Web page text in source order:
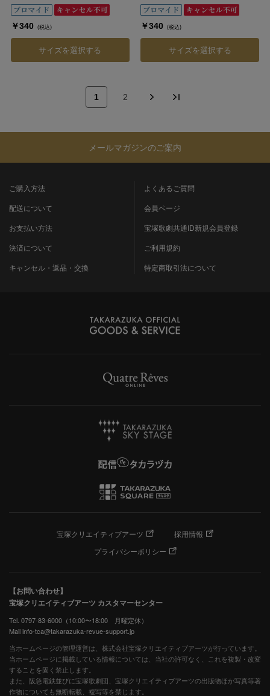
￥340 (税込)
サイズを選択する
￥340 (税込)
サイズを選択する
1 2
メールマガジンのご案内
ご購入方法
配送について
お支払い方法
決済について
キャンセル・返品・交換
よくあるご質問
会員ページ
宝塚歌劇共通ID新規会員登録
ご利用規約
特定商取引法について
宝塚クリエイティブアーツ
採用情報
プライバシーポリシー
【お問い合わせ】
宝塚クリエイティブアーツ カスタマーセンター
Tel. 0797-83-6000（10:00〜18:00 月曜定休）
Mail info-tca@takarazuka-revue-support.jp
当ホームページの管理運営は、株式会社宝塚クリエイティブアーツが行っています。
当ホームページに掲載している情報については、当社の許可なく、これを複製・改変
することを固く禁止します。
また、阪急電鉄並びに宝塚歌劇団、宝塚クリエイティブアーツの出版物ほか写真等著
作物についても無断転載、複写等を禁じます。